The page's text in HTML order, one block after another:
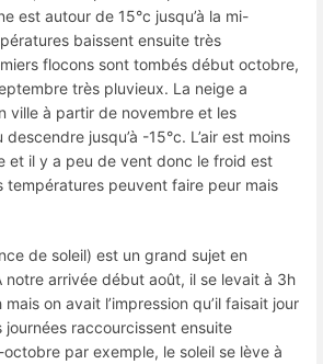
est autour de 15°c jusqu’à la mi-
baissent ensuite très
flocons sont tombés début octobre,
très pluvieux. La neige a
ville à partir de novembre et les
jusqu’à -15°c. L’air est moins
et il y a peu de vent donc le froid est
températures peuvent faire peur mais
de soleil) est un grand sujet en
notre arrivée début août, il se levait à 3h
on avait l’impression qu’il faisait jour
journées raccourcissent ensuite
par exemple, le soleil se lève à